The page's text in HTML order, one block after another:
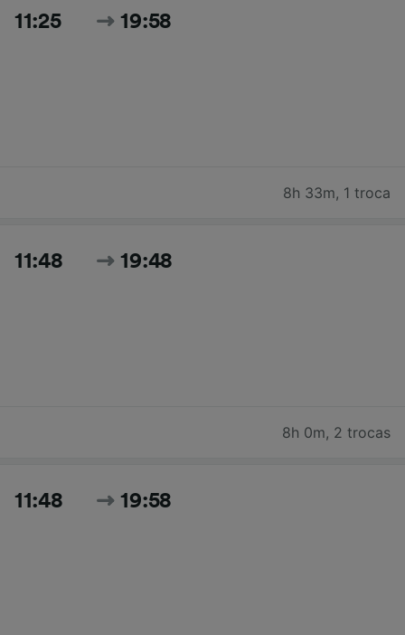
11:25 19:58
8h 33m, 1 troca
11:48 19:48
8h 0m, 2 trocas
11:48 19:58